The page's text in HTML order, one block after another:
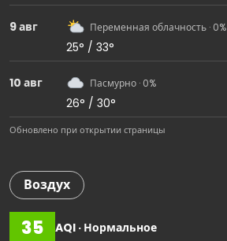
9 авг Переменная облачность · 0%
25° / 33°
10 авг Пасмурно · 0%
26° / 30°
Обновлено при открытии страницы
Воздух
35 AQI · Нормальное